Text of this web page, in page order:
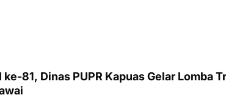
AI diamankan tim gabungan Polda Kalimantan Barat
ke-81, Dinas PUPR Kapuas Gelar Lomba